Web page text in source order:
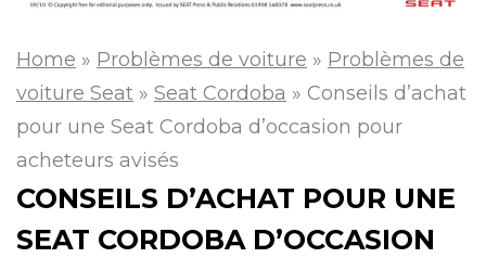
Home » Problèmes de voiture » Problèmes de
voiture Seat » Seat Cordoba » Conseils d’achat
pour une Seat Cordoba d’occasion pour
acheteurs avisés
CONSEILS D’ACHAT POUR UNE
SEAT CORDOBA D’OCCASION